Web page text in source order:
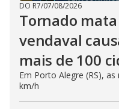
DO R7/07/08/2026
Tornado
vendaval
mais de 100
Em Porto Alegre (RS),
km/h